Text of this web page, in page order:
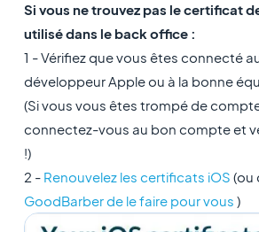
Si vous ne trouvez pas le certificat
utilisé dans le back office :
1 - Vérifiez que vous êtes connecté
développeur Apple ou à la bonne
(Si vous vous êtes trompé de
connectez-vous au bon compte et
!)
2 - Renouvelez les certificats iOS (ou
GoodBarber de le faire pour vous )